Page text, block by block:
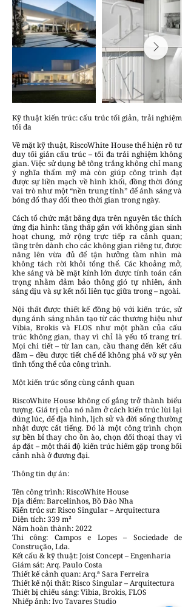
Kỹ thuật kiến trúc: cấu trúc tối giản, trải nghiệm
tối đa
Về mặt kỹ thuật, RiscoWhite House thể hiện rõ tư
duy tối giản cấu trúc – tối đa trải nghiệm không
gian. Việc sử dụng bê tông trắng không chỉ mang
ý nghĩa thẩm mỹ mà còn giúp công trình đạt
được sự liền mạch về hình khối, đồng thời đóng
vai trò như một “nền trung tính” để ánh sáng và
bóng đổ thay đổi theo thời gian trong ngày.
Cách tổ chức mặt bằng dựa trên nguyên tắc thích
ứng địa hình: tầng thấp gắn với không gian sinh
hoạt chung, mở rộng trực tiếp ra cảnh quan;
tầng trên dành cho các không gian riêng tư, được
nâng lên vừa đủ để tận hưởng tầm nhìn mà
không tách rời khỏi tổng thể. Các khoảng mở,
khe sáng và bề mặt kính lớn được tính toán cẩn
trọng nhằm đảm bảo thông gió tự nhiên, ánh
sáng dịu và sự kết nối liên tục giữa trong – ngoài.
Nội thất được thiết kế đồng bộ với kiến trúc, sử
dụng ánh sáng nhân tạo từ các thương hiệu như
Vibia, Brokis và FLOS như một phần của cấu
trúc không gian, thay vì chỉ là yếu tố trang trí.
Mọi chi tiết – từ lan can, cầu thang đến kết cấu
dầm – đều được tiết chế để không phá vỡ sự yên
tĩnh tổng thể của công trình.
Một kiến trúc sống cùng cảnh quan
RiscoWhite House không cố gắng trở thành biểu
tượng. Giá trị của nó nằm ở cách kiến trúc lùi lại
đúng lúc, để địa hình, lịch sử và đời sống thường
nhật được cất tiếng. Đó là một công trình chọn
sự bền bỉ thay cho ồn ào, chọn đối thoại thay vì
áp đặt – một thái độ kiến trúc hiếm gặp trong bối
cảnh nhà ở đương đại.
Thông tin dự án:
Tên công trình: RiscoWhite House
Địa điểm: Barcelinhos, Bồ Đào Nha
Kiến trúc sư: Risco Singular – Arquitectura
Diện tích: 339 m²
Năm hoàn thành: 2022
Thi công: Campos e Lopes – Sociedade de
Construção, Lda.
Kết cấu & kỹ thuật: Joist Concept – Engenharia
Giám sát: Arq. Paulo Costa
Thiết kế cảnh quan: Arq.ª Sara Ferreira
Thiết kế nội thất: Risco Singular – Arquitectura
Thiết bị chiếu sáng: Vibia, Brokis, FLOS
Nhiếp ảnh: Ivo Tavares Studio